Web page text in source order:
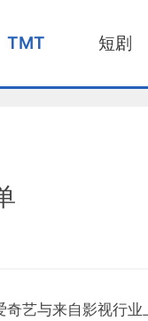
TMT 短剧
艺与来自影视行业